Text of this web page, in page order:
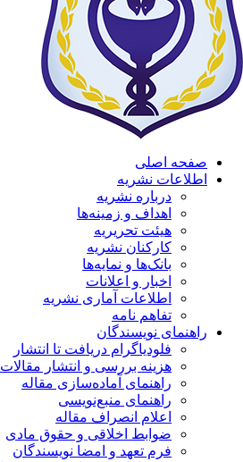
صفحه اصلی
اطلاعات نشریه
درباره نشریه
اهداف و زمینه‌ها
هیئت تحریریه
کارکنان نشریه
بانک‌ها و نمایه‌ها
اخبار و اعلانات
اطلاعات آماری نشریه
تفاهم نامه
راهنمای نویسندگان
فلودیاگرام دریافت تا انتشار
هزینه بررسی و انتشار مقالات
راهنمای آماده‌سازی مقاله
راهنمای منبع‌نویسی
اعلام انصراف مقاله
ضوابط اخلاقی و حقوق مادی
فرم تعهد و امضا نویسندگان